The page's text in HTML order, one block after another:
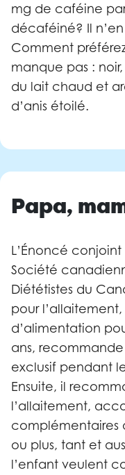
mg de caféine
décaféiné? Il
Comment
manque pas :
du lait chaud et
d’anis étoilé.
Papa,
L’Énoncé
Société
Diététistes du
pour
d’alimentation
ans,
exclusif pendant
Ensuite, il
l’allaitement,
complémentaires
ou plus, tant et
l’enfant veulent